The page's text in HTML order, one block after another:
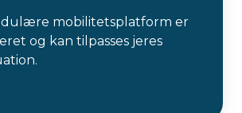
mobilitetsplatform er
og kan tilpasses jeres